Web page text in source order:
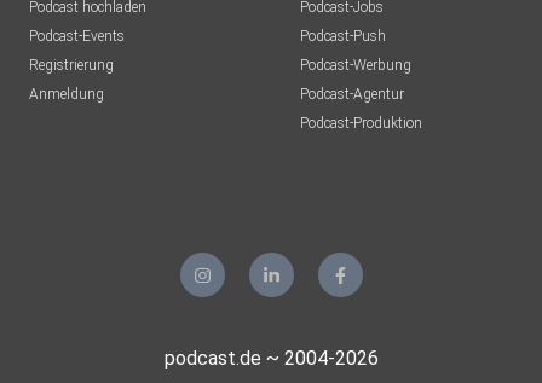
Podcast hochladen
Podcast-Events
Registrierung
Anmeldung
Podcast-Jobs
Podcast-Push
Podcast-Werbung
Podcast-Agentur
Podcast-Produktion
podcast.de ~ 2004-2026